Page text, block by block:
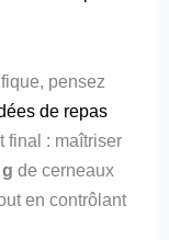
pensez
de repas
final : maîtriser
de cerneaux
en contrôlant